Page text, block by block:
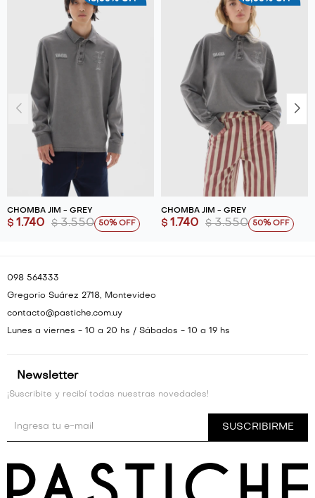
CHOMBA JIM - GREY
$ 1.740 $ 3.550 50
CHOMBA JIM - GREY
$ 1.740 $ 3.550 50
Newsletter
¡Suscribite y recibí todas nuestras novedades!
SUSCRIBIRME
098 564333
Gregorio Suárez 2718, Montevideo
contacto@pastiche.com.uy
Lunes a viernes - 10 a 20 hs / Sábados - 10 a 19 hs